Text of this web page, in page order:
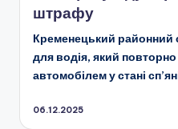
штрафу
Кременецький районний
для водія, який
автомобілем у стані
06.12.2025